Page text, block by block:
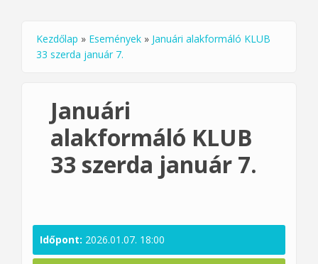
Jelenlegi hely
Kezdőlap » Események » Januári alakformáló KLUB
33 szerda január 7.
Januári
alakformáló KLUB
33 szerda január 7.
Időpont: 2026.01.07. 18:00